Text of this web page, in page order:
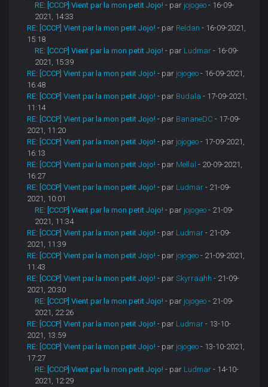
RE: [CCCP] Vient par la mon petit Jojo! - par jojogeo - 16-09-
2021, 14:33
RE: [CCCP] Vient par la mon petit Jojo! - par Reldan - 16-09-2021,
15:18
RE: [CCCP] Vient par la mon petit Jojo! - par Ludmar - 16-09-
2021, 15:39
RE: [CCCP] Vient par la mon petit Jojo! - par jojogeo - 16-09-2021,
16:48
RE: [CCCP] Vient par la mon petit Jojo! - par Budala - 17-09-2021,
11:14
RE: [CCCP] Vient par la mon petit Jojo! - par BananeDC - 17-09-
2021, 11:20
RE: [CCCP] Vient par la mon petit Jojo! - par jojogeo - 17-09-2021,
16:13
RE: [CCCP] Vient par la mon petit Jojo! - par Mellal - 20-09-2021,
16:27
RE: [CCCP] Vient par la mon petit Jojo! - par Ludmar - 21-09-
2021, 10:01
RE: [CCCP] Vient par la mon petit Jojo! - par jojogeo - 21-09-
2021, 11:34
RE: [CCCP] Vient par la mon petit Jojo! - par Ludmar - 21-09-
2021, 11:39
RE: [CCCP] Vient par la mon petit Jojo! - par jojogeo - 21-09-2021,
11:43
RE: [CCCP] Vient par la mon petit Jojo! - parSkyrraahh - 21-09-
2021, 20:30
RE: [CCCP] Vient par la mon petit Jojo! - par jojogeo - 21-09-
2021, 22:26
RE: [CCCP] Vient par la mon petit Jojo! - par Ludmar - 13-10-
2021, 13:59
RE: [CCCP] Vient par la mon petit Jojo! - par jojogeo - 13-10-2021,
17:27
RE: [CCCP] Vient par la mon petit Jojo! - par Ludmar - 14-10-
2021, 12:29